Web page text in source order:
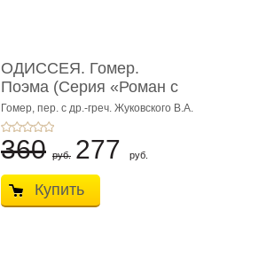
ОДИССЕЯ. Гомер.
Поэма (Серия «Роман с
книгой»)
Гомер, пер. с др.-греч. Жуковского В.А.
360 руб. 277 руб.
Купить